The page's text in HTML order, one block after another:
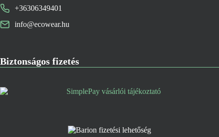
+36306349401
info@ecowear.hu
Biztonságos fizetés